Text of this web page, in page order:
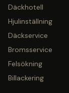
Däckhotell
Hjulinställning
Däckservice
Bromsservice
Felsökning
Billackering